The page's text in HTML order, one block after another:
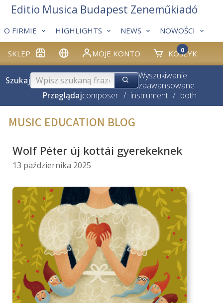
SKLEP MOJE KONTO KOSZYK
0
O FIRMIE HIGHLIGHTS NEWS NOWOŚCI
Editio Musica Budapest Zeneműkiadó
Szukaj
Wyszukiwanie
zaawansowane
Przeglądajcomposer / instrument / both
MUSIC EDUCATION BLOG
Wolf Péter új kottái gyerekeknek
13 października 2025